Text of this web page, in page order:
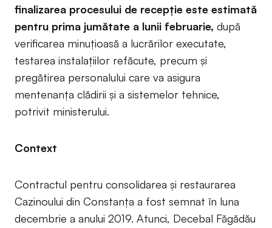
finalizarea procesului de recepție este estimată
pentru prima jumătate a lunii februarie, după
verificarea minuțioasă a lucrărilor executate,
testarea instalațiilor refăcute, precum și
pregătirea personalului care va asigura
mentenanța clădirii și a sistemelor tehnice,
potrivit ministerului.
Context
Contractul pentru consolidarea și restaurarea
Cazinoului din Constanța a fost semnat în luna
decembrie a anului 2019. Atunci, Decebal Făgădău